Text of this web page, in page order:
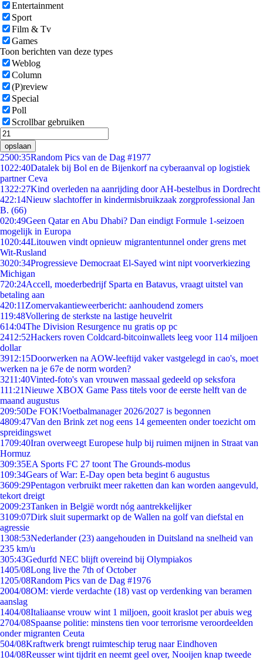
Entertainment
Sport
Film & Tv
Games
Toon berichten van deze types
Weblog
Column
(P)review
Special
Poll
Scrollbar gebruiken
opslaan
2500:35Random Pics van de Dag #1977
1022:40Datalek bij Bol en de Bijenkorf na cyberaanval op logistiek
partner Ceva
1322:27Kind overleden na aanrijding door AH-bestelbus in Dordrecht
422:14Nieuw slachtoffer in kindermisbruikzaak zorgprofessional Jan
B. (66)
020:49Geen Qatar en Abu Dhabi? Dan eindigt Formule 1-seizoen
mogelijk in Europa
1020:44Litouwen vindt opnieuw migrantentunnel onder grens met
Wit-Rusland
3020:34Progressieve Democraat El-Sayed wint nipt voorverkiezing
Michigan
720:24Accell, moederbedrijf Sparta en Batavus, vraagt uitstel van
betaling aan
420:11 Zomervakantieweerbericht: aanhoudend zomers
119:48Vollering de sterkste na lastige heuvelrit
614:04The Division Resurgence nu gratis op pc
2412:52Hackers roven Coldcard-bitcoinwallets leeg voor 114 miljoen
dollar
3912:15Doorwerken na AOW-leeftijd vaker vastgelegd in cao's, moet
werken na je 67e de norm worden?
3211:40Vinted-foto's van vrouwen massaal gedeeld op seksfora
111:21Nieuwe XBOX Game Pass titels voor de eerste helft van de
maand augustus
209:50De FOK!Voetbalmanager 2026/2027 is begonnen
4809:47Van den Brink zet nog eens 14 gemeenten onder toezicht om
spreidingswet
1709:40Iran overweegt Europese hulp bij ruimen mijnen in Straat van
Hormuz
309:35EA Sports FC 27 toont The Grounds-modus
109:34Gears of War: E-Day open beta begint 6 augustus
3609:29Pentagon verbruikt meer raketten dan kan worden aangevuld,
tekort dreigt
2009:23Tanken in België wordt nóg aantrekkelijker
3109:07Dirk sluit supermarkt op de Wallen na golf van diefstal en
agressie
1308:53Nederlander (23) aangehouden in Duitsland na snelheid van
235 km/u
305:43Gedurfd NEC blijft overeind bij Olympiakos
1405/08Long live the 7th of October
1205/08Random Pics van de Dag #1976
2004/08OM: vierde verdachte (18) vast op verdenking van beramen
aanslag
1404/08Italiaanse vrouw wint 1 miljoen, gooit kraslot per abuis weg
2704/08Spaanse politie: minstens tien voor terrorisme veroordeelden
onder migranten Ceuta
504/08Kraftwerk brengt ruimteschip terug naar Eindhoven
104/08Reusser wint tijdrit en neemt geel over, Nooijen knap tweede